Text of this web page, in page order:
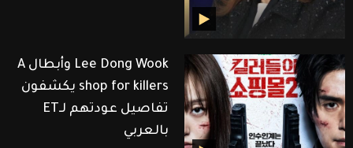
Lee Dong Wook وأبطال A
shop for killers يكشفون
تفاصيل عودتهم لـET
بالعربي